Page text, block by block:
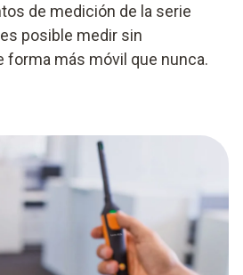
de medición de la serie
posible medir sin
forma más móvil que nunca.